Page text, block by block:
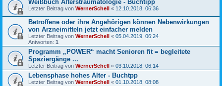
Weißbuch Alterstraumatologie - Buchtipp
Letzter Beitrag von WernerSchell « 12.10.2018, 06:36
Betroffene oder ihre Angehörigen können Nebenwirkungen
von Arzneimitteln jetzt einfacher melden
Letzter Beitrag von WernerSchell « 05.04.2019, 06:24
Antworten: 1
Programm „POWER“ macht Senioren fit = begleitete
Spaziergänge ...
Letzter Beitrag von WernerSchell « 03.10.2018, 06:14
Lebensphase hohes Alter - Buchtpp
Letzter Beitrag von WernerSchell « 01.10.2018, 08:08